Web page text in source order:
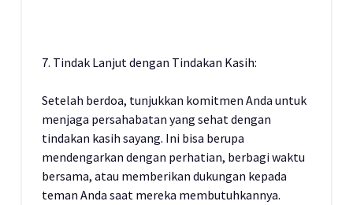
7. Tindak Lanjut dengan Tindakan Kasih:
Setelah berdoa, tunjukkan komitmen Anda untuk
menjaga persahabatan yang sehat dengan
tindakan kasih sayang. Ini bisa berupa
mendengarkan dengan perhatian, berbagi waktu
bersama, atau memberikan dukungan kepada
teman Anda saat mereka membutuhkannya.